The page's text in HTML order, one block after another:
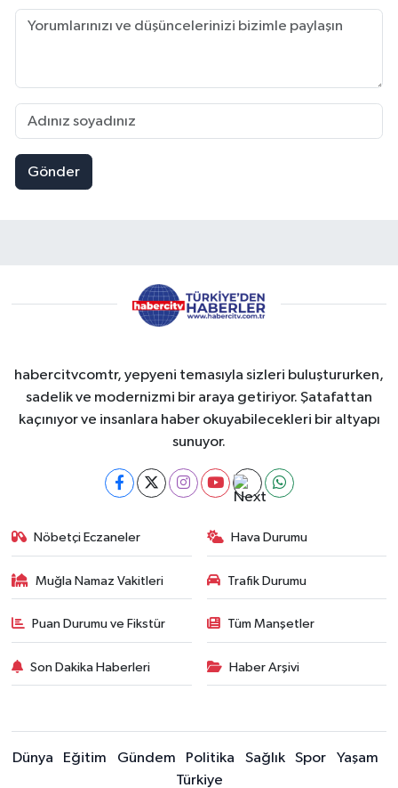
Gönder
habercitvcomtr, yepyeni temasıyla sizleri buluştururken,
sadelik ve modernizmi bir araya getiriyor. Şatafattan
kaçınıyor ve insanlara haber okuyabilecekleri bir altyapı
sunuyor.
Nöbetçi Eczaneler Hava Durumu
Muğla Namaz Vakitleri Trafik Durumu
Puan Durumu ve Fikstür Tüm Manşetler
Son Dakika Haberleri Haber Arşivi
Dünya Eğitim Gündem Politika Sağlık Spor
Yaşam
Türkiye